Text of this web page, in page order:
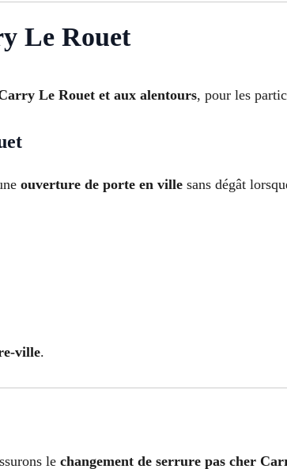
Le Rouet
Le Rouet et aux alentours, pour les
ouverture de porte en ville sans dégât
ville.
le changement de serrure pas cher